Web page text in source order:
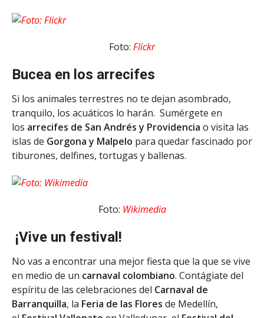
Foto: Flickr
Bucea en los arrecifes
Si los animales terrestres no te dejan asombrado,
tranquilo, los acuáticos lo harán. Sumérgete en
los arrecifes de San Andrés y Providencia o visita las
islas de Gorgona y Malpelo para quedar fascinado por
tiburones, delfines, tortugas y ballenas.
Foto: Wikimedia
¡Vive un festival!
No vas a encontrar una mejor fiesta que la que se vive
en medio de un carnaval colombiano. Contágiate del
espíritu de las celebraciones del Carnaval de
Barranquilla, la Feria de las Flores de Medellín,